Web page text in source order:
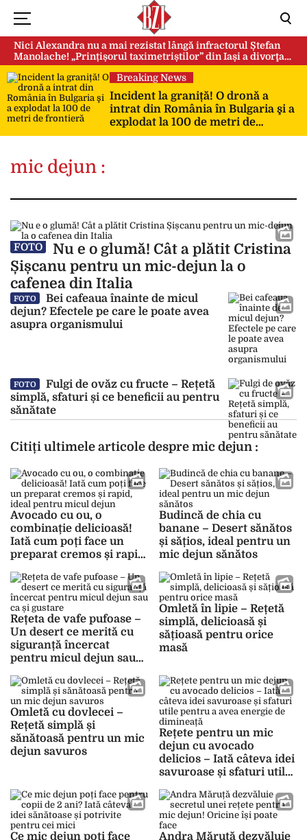
Nici Alexandra nu a mai rezistat lângă infractorul Ștefan
Manolache! „Prințișorul taximetriștilor” din Iași a divorţat
după doi ani de căsnicie
Breaking News
Incident la graniță! O dronă a
intrat din România în Bulgaria şi a
explodat la 100 de metri de
frontieră
mic dejun :
FOTO
Nu e o glumă! Cât a plătit Cristina
Șișcanu pentru un mic-dejun la o
cafenea din Italia
FOTO
Bei cafeaua înainte de micul
dejun? Efectele pe care le poate avea
asupra organismului
FOTO
Fulgi de ovăz cu fructe – Rețetă
simplă, sfaturi și ce beneficii au pentru
sănătate
Citiți ultimele articole despre mic dejun :
Avocado cu ou, o
combinație delicioasă!
Iată cum poți face un
preparat cremos și rapid,
Budincă de chia cu
banane – Desert sănătos
și sățios, ideal pentru un
mic dejun sănătos
Rețeta de vafe pufoase –
Un desert ce merită cu
siguranță încercat
pentru micul dejun sau
Omletă în lipie – Rețetă
simplă, delicioasă și
sățioasă pentru orice
masă
Omletă cu dovlecei –
Rețetă simplă și
sănătoasă pentru un mic
dejun savuros
Rețete pentru un mic
dejun cu avocado
delicios – Iată câteva idei
savuroase și sfaturi utile
dimineață
Ce mic dejun poți face
Andra Măruță dezvăluie